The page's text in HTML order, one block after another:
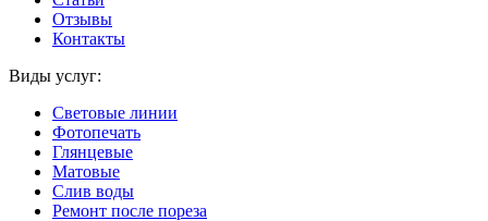
Отзывы
Контакты
Виды услуг:
Световые линии
Фотопечать
Глянцевые
Матовые
Слив воды
Ремонт после пореза